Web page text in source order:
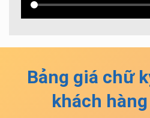
Bảng giá chữ
khách